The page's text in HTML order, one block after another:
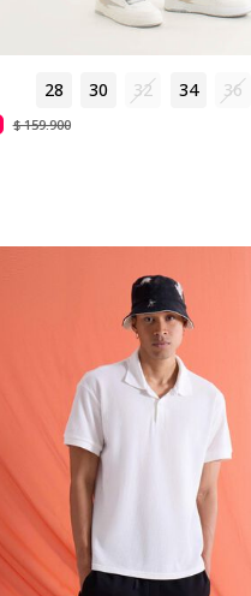
28 30 32 34 36
$ 159.900